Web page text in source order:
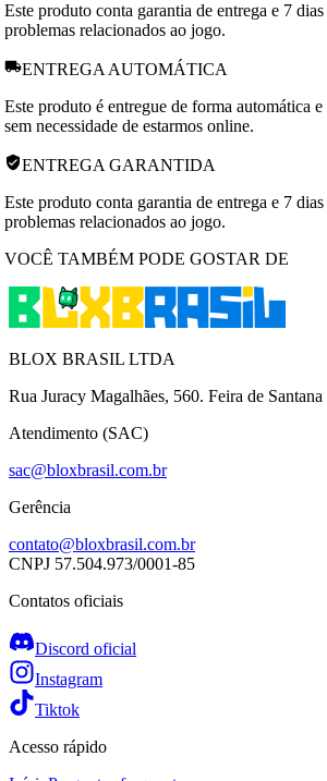
Este produto conta garantia de entrega e 7
problemas relacionados ao jogo.
ENTREGA AUTOMÁTICA
Este produto é entregue de forma automática
sem necessidade de estarmos online.
ENTREGA GARANTIDA
Este produto conta garantia de entrega e 7
problemas relacionados ao jogo.
VOCÊ TAMBÉM PODE GOSTAR DE
BLOX BRASIL LTDA
Rua Juracy Magalhães, 560. Feira de
Atendimento (SAC)
sac@bloxbrasil.com.br
Gerência
contato@bloxbrasil.com.br
CNPJ 57.504.973/0001-85
Contatos oficiais
Discord oficial
Instagram
Tiktok
Acesso rápido